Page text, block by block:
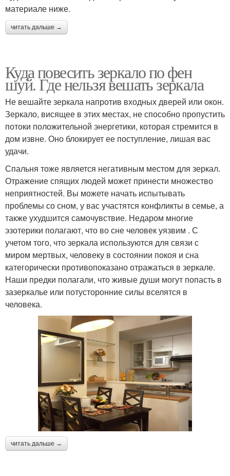
материале ниже.
читать дальше →
Куда повесить зеркало по фен
шуй. Где нельзя вешать зеркала
Не вешайте зеркала напротив входных дверей или окон.
Зеркало, висящее в этих местах, не способно пропустить
потоки положительной энергетики, которая стремится в
дом извне. Оно блокирует ее поступление, лишая вас
удачи.
Спальня тоже является негативным местом для зеркал.
Отражение спящих людей может принести множество
неприятностей. Вы можете начать испытывать
проблемы со сном, у вас участятся конфликты в семье, а
также ухудшится самочувствие. Недаром многие
эзотерики полагают, что во сне человек уязвим . С
учетом того, что зеркала используются для связи с
миром мертвых, человеку в состоянии покоя и сна
категорически противопоказано отражаться в зеркале.
Наши предки полагали, что живые души могут попасть в
зазеркалье или потусторонние силы вселятся в
человека.
читать дальше →